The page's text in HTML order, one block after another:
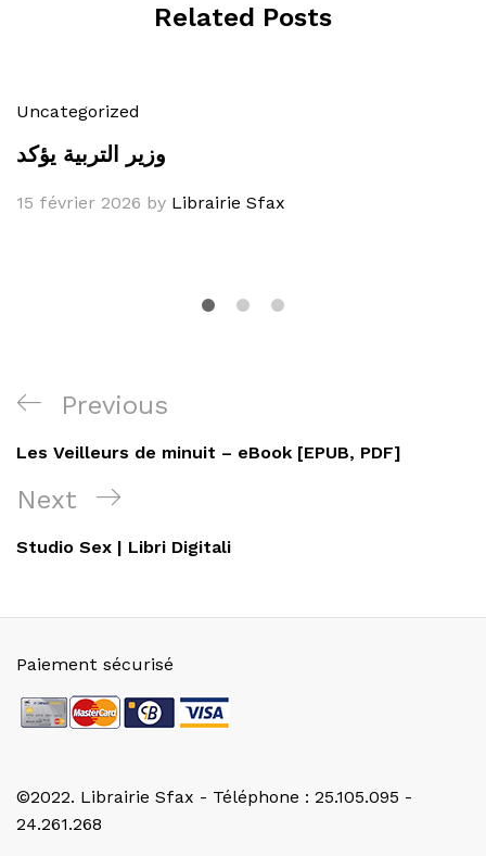
Related Posts
Uncategorized
وزير التربية يؤكد
15 février 2026 by Librairie Sfax
Navigation
de
l’article
Previous
Post
Previous
Les Veilleurs de minuit – eBook [EPUB, PDF]
Next
Post
Next
Studio Sex | Libri Digitali
©2022. Librairie Sfax - Téléphone : 25.105.095 -
24.261.268
Paiement sécurisé